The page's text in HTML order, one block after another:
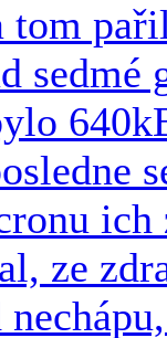
tom
sedmé
ze